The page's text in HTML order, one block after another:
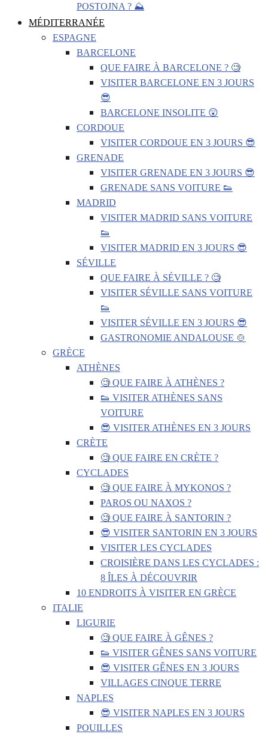
POSTOJNA ? ⛰️
MÉDITERRANÉE
ESPAGNE
BARCELONE
QUE FAIRE À BARCELONE ? 🧐
VISITER BARCELONE EN 3 JOURS
😎
BARCELONE INSOLITE 😲
CORDOUE
VISITER CORDOUE EN 3 JOURS 😎
GRENADE
VISITER GRENADE EN 3 JOURS 😎
GRENADE SANS VOITURE 👟
MADRID
VISITER MADRID SANS VOITURE
👟
VISITER MADRID EN 3 JOURS 😎
SÉVILLE
QUE FAIRE À SÉVILLE ? 🧐
VISITER SÉVILLE SANS VOITURE
👟
VISITER SÉVILLE EN 3 JOURS 😎
GASTRONOMIE ANDALOUSE 🍲
GRÈCE
ATHÈNES
🧐 QUE FAIRE À ATHÈNES ?
👟 VISITER ATHÈNES SANS
VOITURE
😎 VISITER ATHÈNES EN 3 JOURS
CRÈTE
🧐 QUE FAIRE EN CRÈTE ?
CYCLADES
🧐 QUE FAIRE À MYKONOS ?
PAROS OU NAXOS ?
🧐 QUE FAIRE À SANTORIN ?
😎 VISITER SANTORIN EN 3 JOURS
VISITER LES CYCLADES
CROISIÈRE DANS LES CYCLADES :
8 ÎLES À DÉCOUVRIR
10 ENDROITS À VISITER EN GRÈCE
ITALIE
LIGURIE
🧐 QUE FAIRE À GÊNES ?
👟 VISITER GÊNES SANS VOITURE
😎 VISITER GÊNES EN 3 JOURS
VILLAGES CINQUE TERRE
NAPLES
😎 VISITER NAPLES EN 3 JOURS
POUILLES